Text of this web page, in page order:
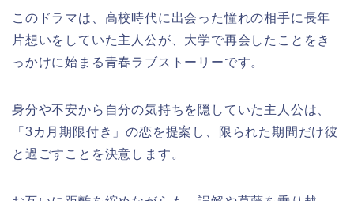
このドラマは、高校時代に出会った憧れの相手に長年
片想いをしていた主人公が、大学で再会したことをき
っかけに始まる青春ラブストーリーです。
身分や不安から自分の気持ちを隠していた主人公は、
「3カ月期限付き」の恋を提案し、限られた期間だけ彼
と過ごすことを決意します。